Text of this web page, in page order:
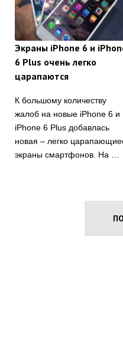
Экраны iPhone 6 и
6 Plus очень легко
царапаются
К большому количеству
жалоб на новые iPhone 6 и
iPhone 6 Plus добавлась
новая – легко
экраны смартфонов. На …